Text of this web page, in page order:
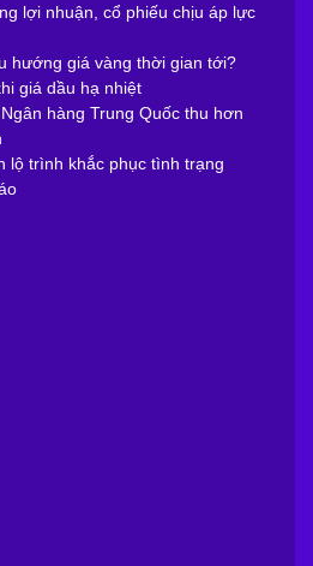
lợi nhuận, cổ phiếu chịu áp lực
hướng giá vàng thời gian tới?
giá dầu hạ nhiệt
hàng Trung Quốc thu hơn
lộ trình khắc phục tình trạng